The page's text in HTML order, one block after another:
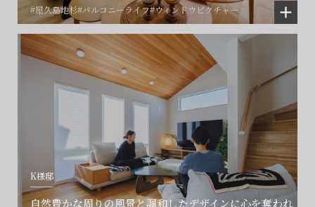
#屋久島地杉#バルコニーライフ#ウィンドウピクチャー
K様邸
自然豊かな周りの風景と調和したデザインに心を奪われ
フォームからのお問い合わせ
CONTACT
お電話でのお問い合わせ
0466-24-2478
営業時間9:30~18:30 水曜定休
閉じる
解約のお申し込み
CONTACT
プロコール24ご利用の方
0120-073-386
閉じる
フォームからのお問い合わせ
CONTACT
賃貸管理事業部へのお問い合わせ
0466-24-2478
営業時間9:30~18:30 水曜定休
閉じる